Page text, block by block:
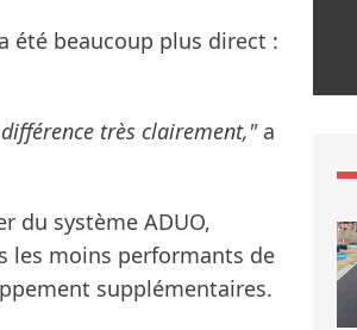
été beaucoup plus direct :
très clairement,"a
du système ADUO,
les moins performants de
supplémentaires.